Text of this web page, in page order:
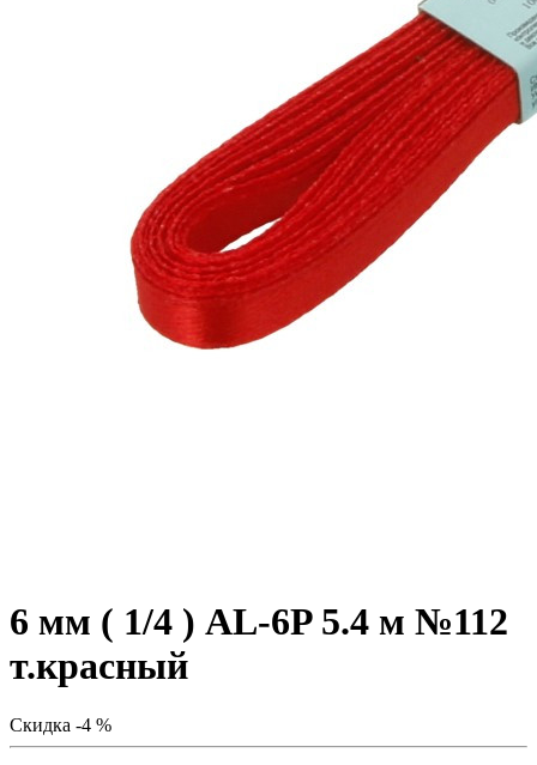
6 мм ( 1/4 ) AL-6P 5.4 м №112
т.красный
Скидка -4 %